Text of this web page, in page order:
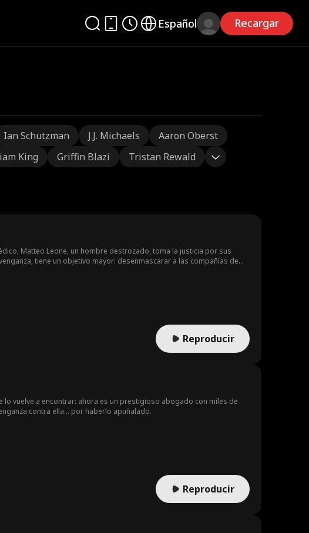
Español Recargar
Ian Schutzman J.J. Michaels
Aaron Oberst
King Griffin Blazi Tristan Rewald
Matteo Leone, un hombre destrozado, toma la justicia por sus
tiene un objetivo mayor: desenmascarar a las compañías de
Reproducir
vuelve a encontrar: ahora es un prestigioso abogado con miles de
contra ella… por haberlo apuñalado.
Reproducir